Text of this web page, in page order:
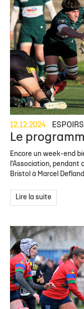
12.12.2024 ESPOIRS
Le
Encore un week-end
l'Association, pendant
Bristol à Marcel
Lire la suite